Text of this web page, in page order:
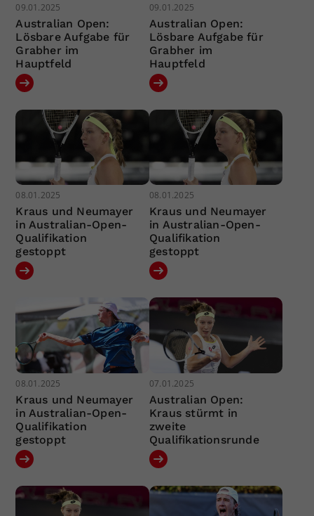
09.01.2025
Australian Open:
Lösbare Aufgabe für
Grabher im
Hauptfeld
09.01.2025
Australian Open:
Lösbare Aufgabe für
Grabher im
Hauptfeld
08.01.2025
Kraus und Neumayer
in Australian-Open-
Qualifikation
gestoppt
08.01.2025
Kraus und Neumayer
in Australian-Open-
Qualifikation
gestoppt
08.01.2025
Kraus und Neumayer
in Australian-Open-
Qualifikation
gestoppt
07.01.2025
Australian Open:
Kraus stürmt in
zweite
Qualifikationsrunde